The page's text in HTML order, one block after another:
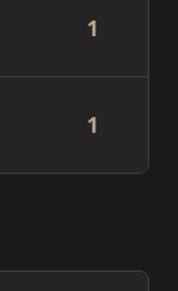
1
1